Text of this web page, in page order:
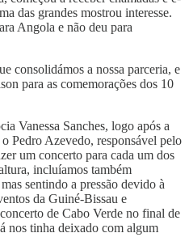
das grandes mostrou interesse.
Angola e não deu para
consolidámos a nossa parceria, e
para as comemorações dos 10
Vanessa Sanches, logo após a
Pedro Azevedo, responsável pelo
um concerto para cada um dos
incluíamos também
sentindo a pressão devido à
da Guiné-Bissau e
de Cabo Verde no final de
nos tinha deixado com algum